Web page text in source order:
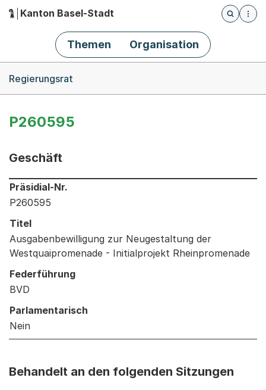
Hauptnavigation
Kanton Basel-Stadt
Öffnet
Themen Organisation
Regierungsrat
P260595
Geschäft
Informationen zum Ausgewählten Geschäft
Präsidial-Nr.
P260595
Titel
Ausgabenbewilligung zur Neugestaltung der
Westquaipromenade - Initialprojekt Rheinpromenade
Federführung
BVD
Parlamentarisch
Nein
Behandelt an den folgenden Sitzungen